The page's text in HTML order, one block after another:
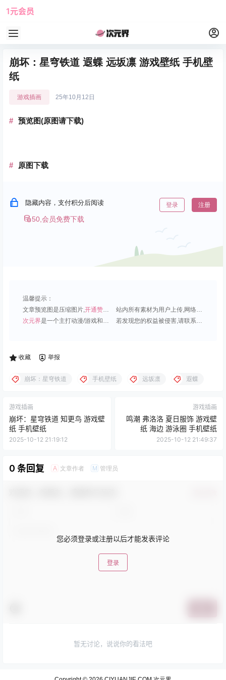
1元会员
崩坏：星穹铁道 遐蝶 远坂凛 游戏壁纸 手机壁
纸
游戏插画 25年10月12日
预览图(原图请下载)
原图下载
隐藏内容，支付积分后阅读
50,会员免费下载
登录 注册
温馨提示：
文章预览图是压缩图片,开通赞助会员 可免费下载超清原图;
站内所有素材为用户上传,网络分享或原创,请勿用于商业用途;
次元界是一个主打动漫/游戏和虚拟偶像角色的插画壁纸平台; 若发现您的权益被侵害,请联系QQ1815919191,我们尽快处理.
收藏 举报
崩坏：星穹铁道 手机壁纸 远坂凛 遐蝶
游戏插画
崩坏：星穹铁道 知更鸟 游戏壁
纸 手机壁纸
2025-10-12 21:19:12
游戏插画
鸣潮 弗洛洛 夏日服饰 游戏壁
纸 海边 游泳圈 手机壁纸
2025-10-12 21:49:37
0 条回复 A 文章作者 M 管理员
您必须登录或注册以后才能发表评论
登录
暂无讨论，说说你的看法吧